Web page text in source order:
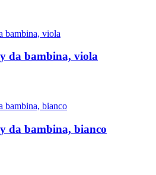
da bambina, viola
da bambina, bianco